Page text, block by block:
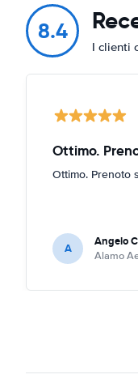
8.4
I clienti
Ottimo.
Ottimo. Prenoto
A Angelo
Alamo